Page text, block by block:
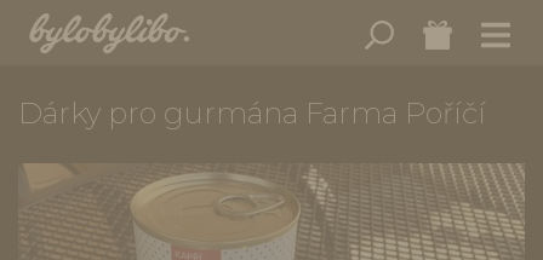
Dárky pro gurmána Farma Poříčí